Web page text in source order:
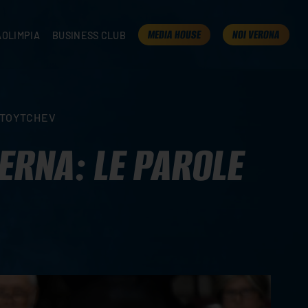
BUSINESS CLUB MEDIA HOUSE NOI VERONA
LE PAROLE